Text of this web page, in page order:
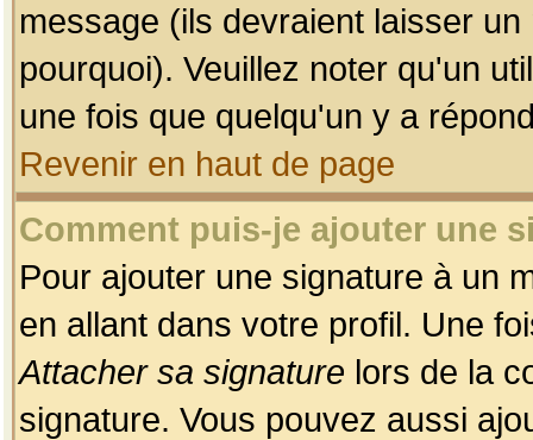
message (ils devraient laisser
pourquoi). Veuillez noter qu'un
une fois que quelqu'un y a
Revenir en haut de page
Comment puis-je ajouter une
Pour ajouter une signature à un
en allant dans votre profil. Une
Attacher sa signature lors de la
signature. Vous pouvez aussi